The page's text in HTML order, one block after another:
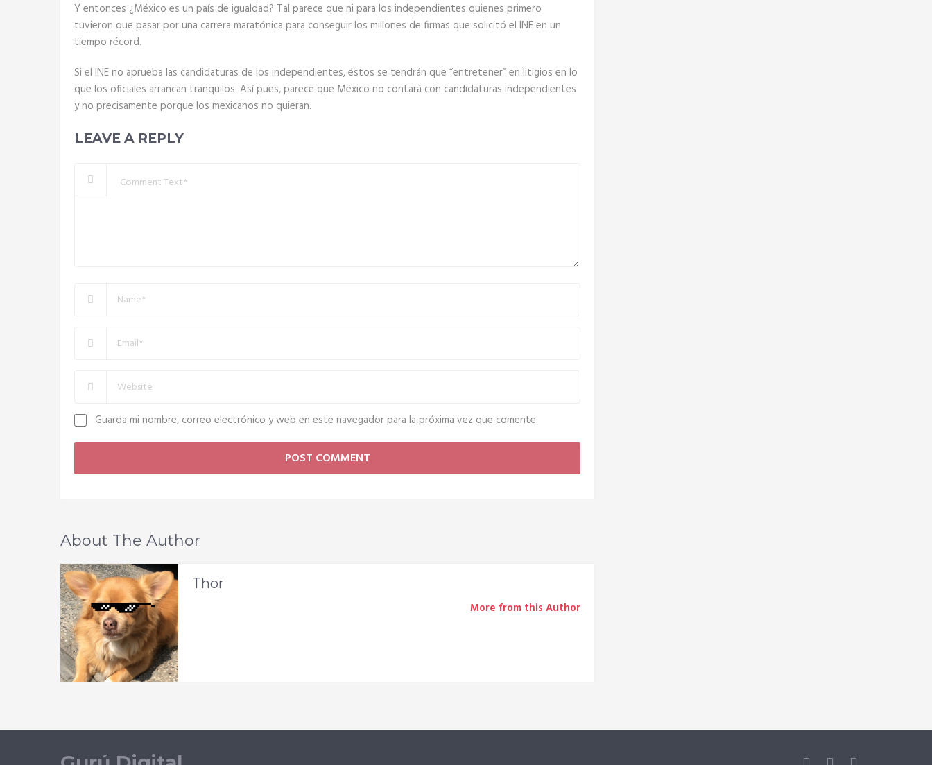
Y entonces ¿México es un país de igualdad? Tal parece que ni para los independientes quienes primero
tuvieron que pasar por una carrera maratónica para conseguir los millones de firmas que solicitó el INE en un
tiempo récord.
Si el INE no aprueba las candidaturas de los independientes, éstos se tendrán que “entretener” en litigios en lo
que los oficiales arrancan tranquilos. Así pues, parece que México no contará con candidaturas independientes
y no precisamente porque los mexicanos no quieran.
LEAVE A REPLY
Guarda mi nombre, correo electrónico y web en este navegador para la próxima vez que comente.
About The Author
Thor
More from this Author